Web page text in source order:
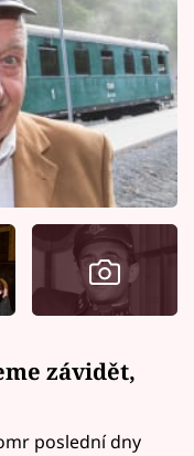
závidět,
poslední dny